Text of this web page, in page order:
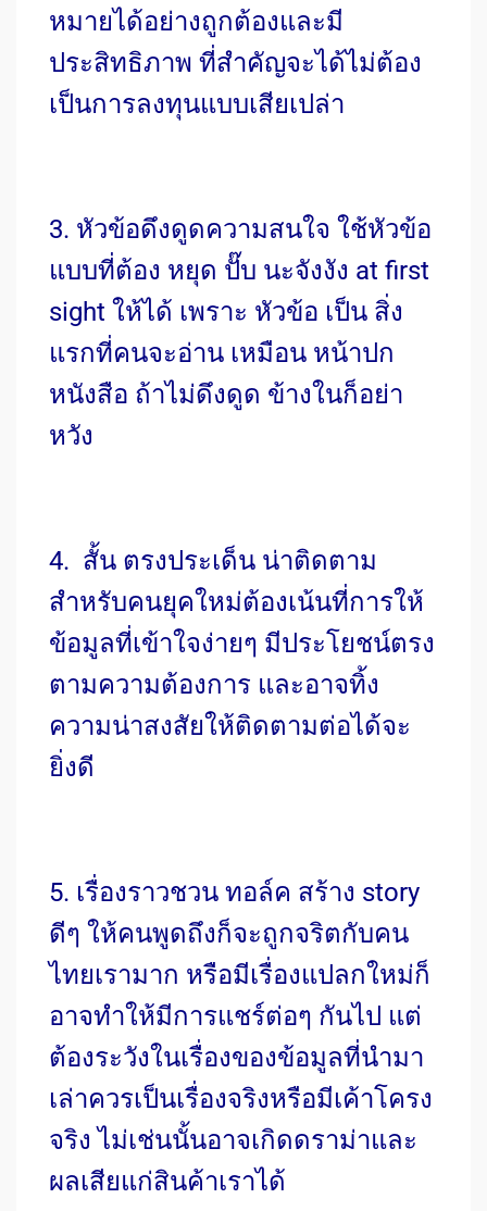
หมายได้อย่างถูกต้องและมี
ประสิทธิภาพ ที่สำคัญจะได้ไม่ต้อง
เป็นการลงทุนแบบเสียเปล่า
3. หัวข้อดึงดูดความสนใจ ใช้หัวข้อ
แบบที่ต้อง หยุด ปั๊บ นะจังงัง at first
sight ให้ได้ เพราะ หัวข้อ เป็น สิ่ง
แรกที่คนจะอ่าน เหมือน หน้าปก
หนังสือ ถ้าไม่ดึงดูด ข้างในก็อย่า
หวัง
4. สั้น ตรงประเด็น น่าติดตาม
สำหรับคนยุคใหม่ต้องเน้นที่การให้
ข้อมูลที่เข้าใจง่ายๆ มีประโยชน์ตรง
ตามความต้องการ และอาจทิ้ง
ความน่าสงสัยให้ติดตามต่อได้จะ
ยิ่งดี
5. เรื่องราวชวน ทอล์ค สร้าง story
ดีๆ ให้คนพูดถึงก็จะถูกจริตกับคน
ไทยเรามาก หรือมีเรื่องแปลกใหม่ก็
อาจทำให้มีการแชร์ต่อๆ กันไป แต่
ต้องระวังในเรื่องของข้อมูลที่นำมา
เล่าควรเป็นเรื่องจริงหรือมีเค้าโครง
จริง ไม่เช่นนั้นอาจเกิดดราม่าและ
ผลเสียแก่สินค้าเราได้